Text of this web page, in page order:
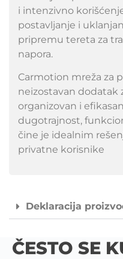
i intenzivno
postavljanje i
pripremu tereta za
napora.
Carmotion mreža za
neizostavan dodatak
organizovan i
dugotrajnost,
čine je idealnim
privatne korisnike
Deklaracija
ČESTO SE